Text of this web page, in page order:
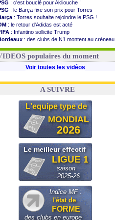
: c'est bouclé pour Akliouche !
: le Barça fixe son prix pour Torres
: Torres souhaite rejoindre le PSG !
: le retour d'Adidas est acté
: Infantino sollicite Trump
: des clubs de N1 montent au créneau
: le démenti de Leipzig pour Diomandé
populaires du moment
Voir toutes les vidéos
A SUIVRE
L'equipe type de
MONDIAL
2026
Le meilleur effectif
LIGUE 1
saison
2025-26
Indice MF :
l'état de
FORME
des clubs en europe